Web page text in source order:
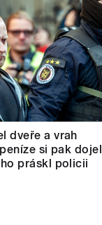
dveře a vrah
si pak dojel
práskl policii